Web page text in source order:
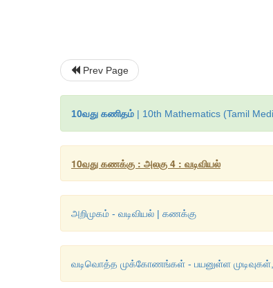
Prev Page
10வது கணிதம் | 10th Mathematics (Tamil
10வது கணக்கு : அலகு 4 : வடிவியல்
அறிமுகம் - வடிவியல் | கணக்கு
வடிவொத்த முக்கோணங்கள் - பயனுள்ள